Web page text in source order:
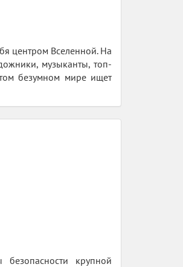
центром Вселенной. На
музыканты, топ-
безумном мире ищет
крупной